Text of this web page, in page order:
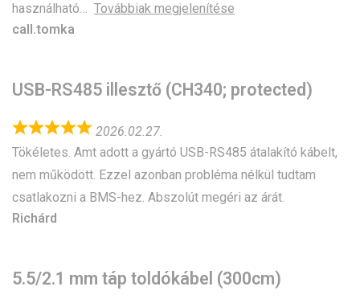
használható
Továbbiak megjelenítése
call.tomka
USB-RS485 illesztő (CH340; protected)
2026.02.27.
Tökéletes. Amt adott a gyártó USB-RS485 átalakító kábelt,
nem működött. Ezzel azonban probléma nélkül tudtam
csatlakozni a BMS-hez. Abszolút megéri az árát.
Richárd
5.5/2.1 mm táp toldókábel (300cm)